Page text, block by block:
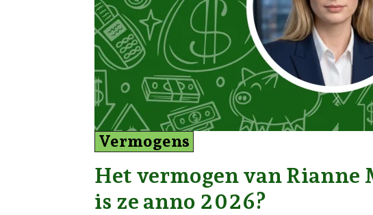
Vermogens
Het vermogen van
is ze anno 2026?